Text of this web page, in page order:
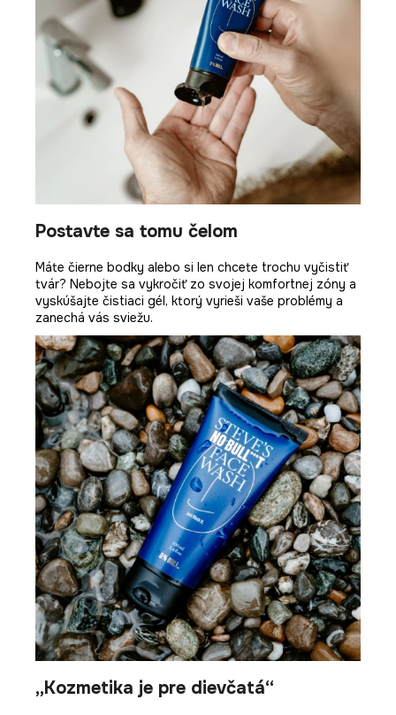
Postavte sa tomu čelom
Máte čierne bodky alebo si len chcete trochu vyčistiť
tvár? Nebojte sa vykročiť zo svojej komfortnej zóny a
vyskúšajte čistiaci gél, ktorý vyrieši vaše problémy a
zanechá vás sviežu.
„Kozmetika je pre dievčatá“